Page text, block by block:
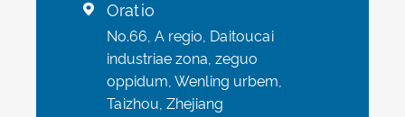
 Oratio
No.66, A regio, Daitoucai
industriae zona, zeguo
oppidum, Wenling urbem,
Taizhou, Zhejiang